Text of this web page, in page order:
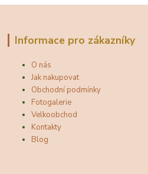
Informace pro zákazníky
O nás
Jak nakupovat
Obchodní podmínky
Fotogalerie
Velkoobchod
Kontakty
Blog